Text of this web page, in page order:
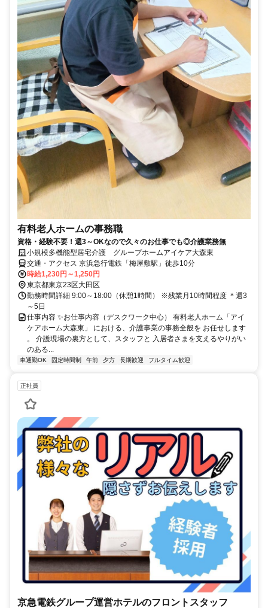
有料老人ホームの事務職
資格・経験不要！週3～OKなので久々のお仕事でも◎介護業務無
小規模多機能型居宅介護 グループホームアイケア大森東
交通・アクセス 京浜急行電鉄「梅屋敷駅」徒歩10分
時給1,230円～1,250円
東京都東京23区大田区
勤務時間詳細 9:00～18:00（休憩1時間） ※残業月10時間程度 ＊週3
～5日
仕事内容 ✨お仕事内容（デスクワーク中心） 有料老人ホーム「アイ
ケアホーム大森東」 における、介護事業の事務全般を お任せします
。 介護現場の裏方として、スタッフと 入居者さまを支えるやりがい
のある...
車通勤OK 固定時間制 午前 夕方 長期歓迎 フルタイム歓迎
正社員
京急電鉄グループ運営ホテルのフロントスタッフ